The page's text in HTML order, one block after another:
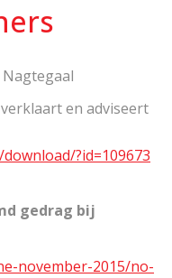
en adviseert
?id=109673
gedrag bij
november-2015/no-